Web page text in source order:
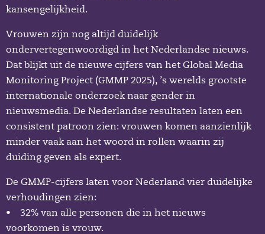
kansengelijkheid.
Vrouwen zijn nog altijd duidelijk
ondervertegenwoordigd in het Nederlandse nieuws.
Dat blijkt uit de nieuwe cijfers van het Global Media
Monitoring Project (GMMP 2025), ’s werelds grootste
internationale onderzoek naar gender in
nieuwsmedia. De Nederlandse resultaten laten een
consistent patroon zien: vrouwen komen aanzienlijk
minder vaak aan het woord in rollen waarin zij
duiding geven als expert.
De GMMP-cijfers laten voor Nederland vier duidelijke
verhoudingen zien:
• 32% van alle personen die in het nieuws
voorkomen is vrouw.